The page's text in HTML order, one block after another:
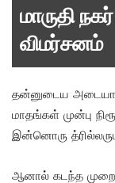
மாருதி
விமர்சனம்
தன்னுடைய
மாதங்கள் முன்பு
இன்னொரு
ஆனால் கடந்த